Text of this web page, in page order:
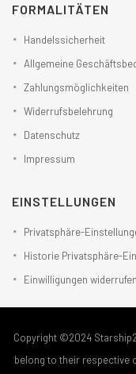
FORMALITÄTEN
Handelssicherheit
Allgemeine
Zahlungsmöglichkeiten
Widerrufsbelehrung
Datenschutz
Impressum
EINSTELLUNGEN
Privatsphäre-
Historie Privatsphäre-
Einwilligungen widerrufen
Copyright ©2024
belong to their respective